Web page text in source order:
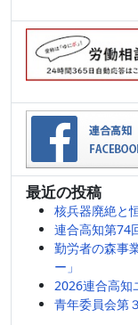
最近の投稿
核兵器廃絶と
連合高知第
勤労者の森事
ー」
2026連合高
青年委員会第